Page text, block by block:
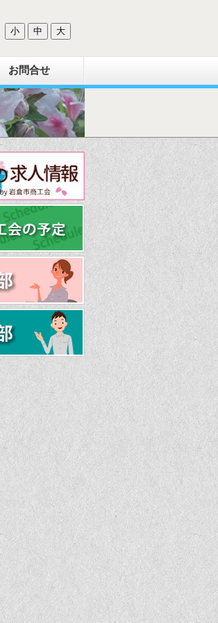
小 中 大
お問合せ